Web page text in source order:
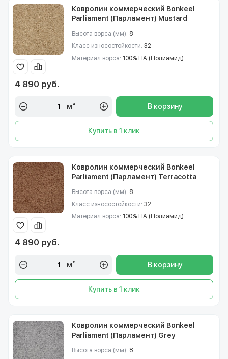
Ковролин коммерческий Bonkeel
Parliament (Парламент) Mustard
Высота ворса (мм): 8
Класс износостойкости: 32
Материал ворса: 100% ПА (Полиамид)
4 890 руб.
м² В корзину
Купить в 1 клик
Ковролин коммерческий Bonkeel
Parliament (Парламент) Terracotta
Высота ворса (мм): 8
Класс износостойкости: 32
Материал ворса: 100% ПА (Полиамид)
4 890 руб.
м² В корзину
Купить в 1 клик
Ковролин коммерческий Bonkeel
Parliament (Парламент) Grey
Высота ворса (мм): 8